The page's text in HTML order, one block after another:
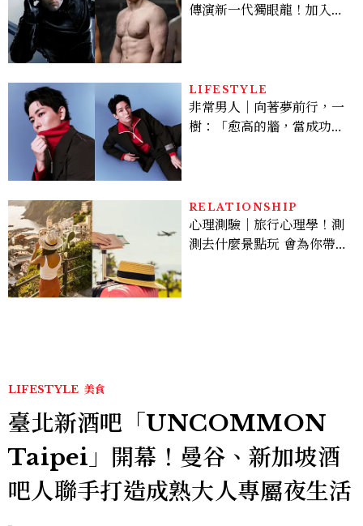
傳演新一代獨眼龍！加入新
LIFESTYLE
非常男人｜向著夢前行，一
樹：「愈高的牆，當成功爬
RELATIONSHIP
心理測驗｜旅行心理學！測
測去什麼景點玩 會為你帶來
LIFESTYLE 美食
臺北新酒吧「UNCOMMON
Taipei」開幕！曼谷、新加坡酒
吧人聯手打造成熟大人專屬夜生活